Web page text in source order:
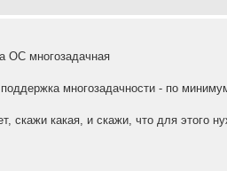
ОС многозадачная
многозадачности - по
скажи какая, и скажи, что для этого